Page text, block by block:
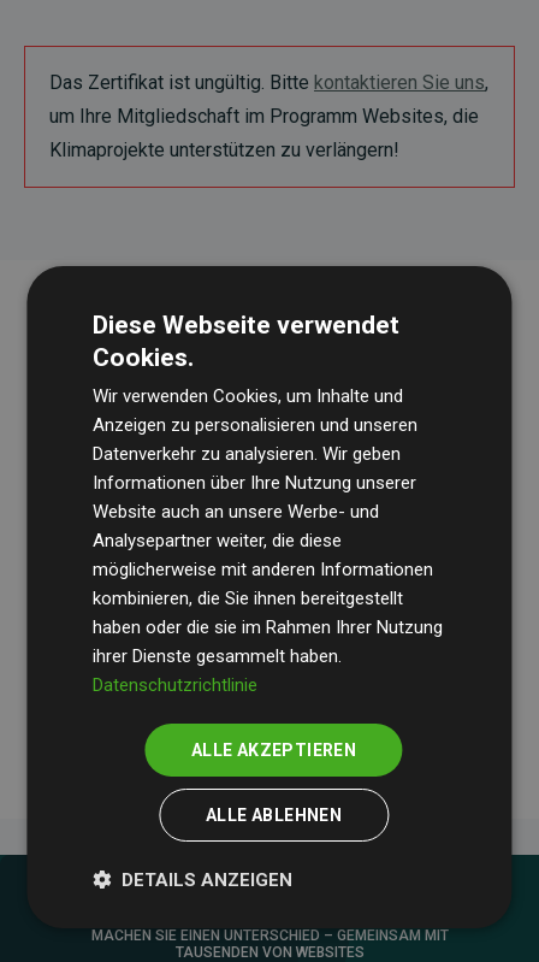
Das Zertifikat ist ungültig. Bitte kontaktieren Sie uns,
um Ihre Mitgliedschaft im Programm Websites, die
Klimaprojekte unterstützen zu verlängern!
Die Wirtschaftsprüfungsgesellschaft BDOüberprüft
regelmäßig unsere Berechnungen und Methodik, um
Transparenz und Verlässlichkeit sicherzustellen.
Ihre Prüfungen belegen, dass unsere Investitionen in
Klimaschutzprojekte im Durchschnitt200 % der
geschätzten CO₂-Emissionender teilnehmenden
Websites kompensieren – ein klarer Nachweis für die
messbare Klimawirkung unseres Ansatzes.
MACHEN SIE EINEN UNTERSCHIED – GEMEINSAM MIT
TAUSENDEN VON WEBSITES
Diese Webseite verwendet
Cookies.
Wir verwenden Cookies, um Inhalte und
Anzeigen zu personalisieren und unseren
Datenverkehr zu analysieren. Wir geben
Informationen über Ihre Nutzung unserer
Website auch an unsere Werbe- und
Analysepartner weiter, die diese
möglicherweise mit anderen Informationen
kombinieren, die Sie ihnen bereitgestellt
haben oder die sie im Rahmen Ihrer Nutzung
ihrer Dienste gesammelt haben.
Datenschutzrichtlinie
ALLE AKZEPTIEREN
ALLE ABLEHNEN
DETAILS ANZEIGEN